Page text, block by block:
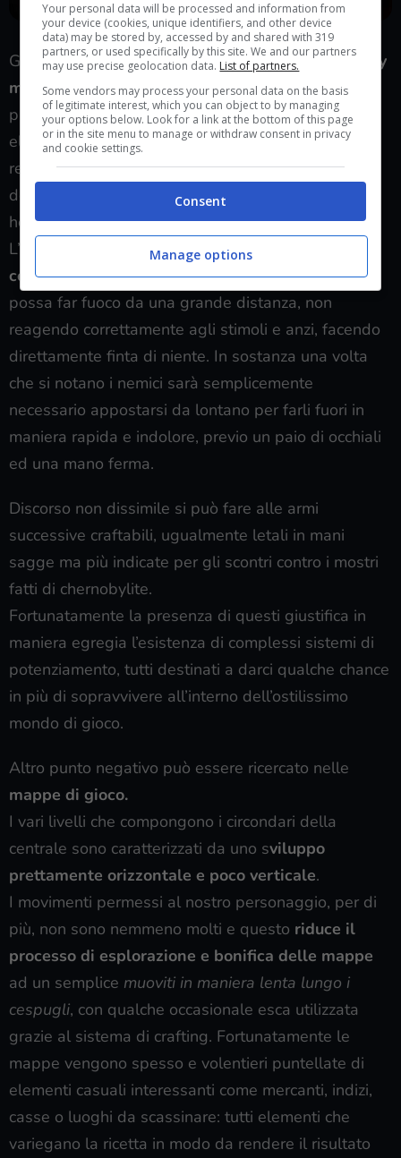
Gli scontri a fuoco avvengono seguendo ungunplay
molto grezzoche rappresenta, purtroppo, uno dei
punti deboli dell’esperienza. La precisione
elevatissima anche soltanto del revolver iniziale
rende gli scontri a fuoco piuttosto semplici nel caso
degli scontri tra umani visto che, con un singolo
headshot, non ci sono AK-47 che tengano.
L’intelligenza artificiale, inoltre,non sembra
comprendere in maniera correttail fatto che si
possa far fuoco da una grande distanza, non
reagendo correttamente agli stimoli e anzi, facendo
direttamente finta di niente. In sostanza una volta
che si notano i nemici sarà semplicemente
necessario appostarsi da lontano per farli fuori in
maniera rapida e indolore, previo un paio di occhiali
ed una mano ferma.
Discorso non dissimile si può fare alle armi
successive craftabili, ugualmente letali in mani
sagge ma più indicate per gli scontri contro i mostri
fatti di chernobylite.
Fortunatamente la presenza di questi giustifica in
maniera egregia l’esistenza di complessi sistemi di
potenziamento, tutti destinati a darci qualche chance
in più di sopravvivere all’interno dell’ostilissimo
mondo di gioco.
Altro punto negativo può essere ricercato nelle
mappe di gioco.
I vari livelli che compongono i circondari della
centrale sono caratterizzati da uno sviluppo
prettamente orizzontale e poco verticale.
I movimenti permessi al nostro personaggio, per di
più, non sono nemmeno molti e questo riduce il
processo di esplorazione e bonifica delle mappe
ad un semplice muoviti in maniera lenta lungo i
cespugli, con qualche occasionale esca utilizzata
grazie al sistema di crafting. Fortunatamente le
mappe vengono spesso e volentieri puntellate di
elementi casuali interessanti come mercanti, indizi,
casse o luoghi da scassinare: tutti elementi che
variegano la ricetta in modo da rendere il risultato
Your personal data will be processed and information from
your device (cookies, unique identifiers, and other device
data) may be stored by, accessed by and shared with 319
partners, or used specifically by this site. We and our partners
may use precise geolocation data. List of partners.
Some vendors may process your personal data on the basis
of legitimate interest, which you can object to by managing
your options below. Look for a link at the bottom of this page
or in the site menu to manage or withdraw consent in privacy
and cookie settings.
Consent
Manage options